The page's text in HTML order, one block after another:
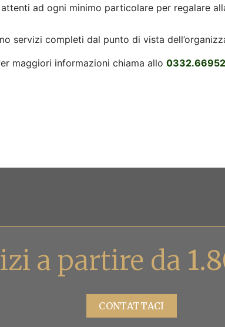
ad ogni minimo particolare per regalare
servizi completi dal punto di vista
maggiori informazioni chiama allo
a partire da
CONTATTACI